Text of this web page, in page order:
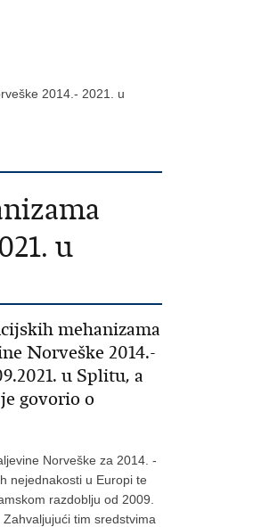
2014.- 2021. u
u
mehanizama
Norveške 2014.-
u Splitu, a
govorio o
Norveške za 2014. -
nejednakosti u Europi te
razdoblju od 2009.
tim sredstvima